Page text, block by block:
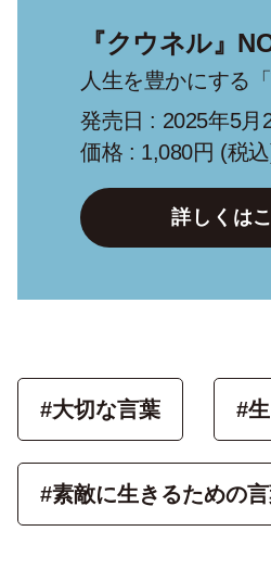
『クウネル』
人生を豊かにする
発売日 : 2025年5月
価格 : 1,080円 (税
詳しくは
#大切な言葉 #
#素敵に生きるための